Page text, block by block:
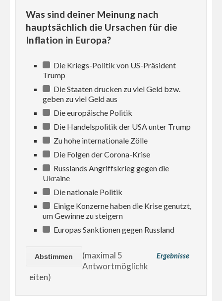
Was sind deiner Meinung nach
hauptsächlich die Ursachen für die
Inflation in Europa?
Die Kriegs-Politik von US-Präsident
Trump
Die Staaten drucken zu viel Geld bzw.
geben zu viel Geld aus
Die europäische Politik
Die Handelspolitik der USA unter Trump
Zu hohe internationale Zölle
Die Folgen der Corona-Krise
Russlands Angriffskrieg gegen die
Ukraine
Die nationale Politik
Einige Konzerne haben die Krise genutzt,
um Gewinne zu steigern
Europas Sanktionen gegen Russland
Ergebnisse
(maximal 5
Antwortmöglichk
eiten)